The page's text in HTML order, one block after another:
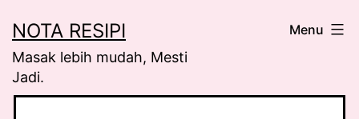
to
content
NOTA RESIPI
Masak lebih mudah, Mesti
Jadi.
Menu